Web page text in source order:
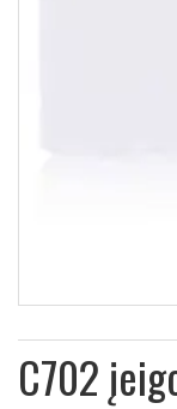
C702